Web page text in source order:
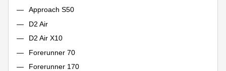
Approach S50
D2 Air
D2 Air X10
Forerunner 70
Forerunner 170